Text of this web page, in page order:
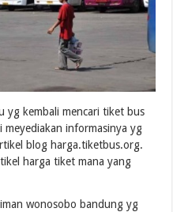
yg kembali mencari tiket bus
informasinya yg
blog harga.tiketbus.org.
harga tiket mana yang
wonosobo bandung yg